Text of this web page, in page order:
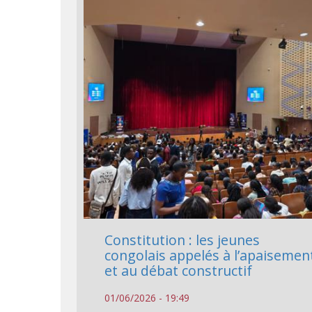
Constitution : les jeunes
congolais appelés à
et au débat constructif
01/06/2026 - 19:49